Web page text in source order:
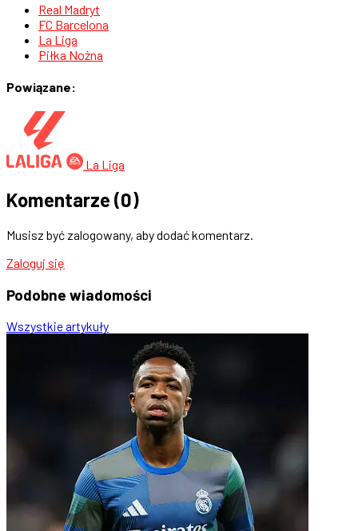
Real Madryt
FC Barcelona
La Liga
Piłka Nożna
Powiązane:
La Liga
Komentarze (0)
Musisz być zalogowany, aby dodać komentarz.
Zaloguj się
Podobne wiadomości
Wszystkie artykuły